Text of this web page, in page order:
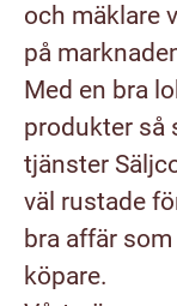
och mäklare
på
Med en bra
produkter så
tjänster
väl rustade
bra affär
köpare.